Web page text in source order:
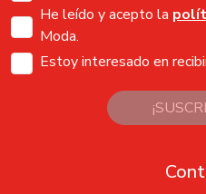
He leído y acepto la
Moda.
Estoy interesado en